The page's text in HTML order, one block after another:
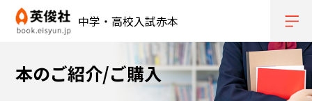
中学・高校入試赤本
本のご紹介/ご購入